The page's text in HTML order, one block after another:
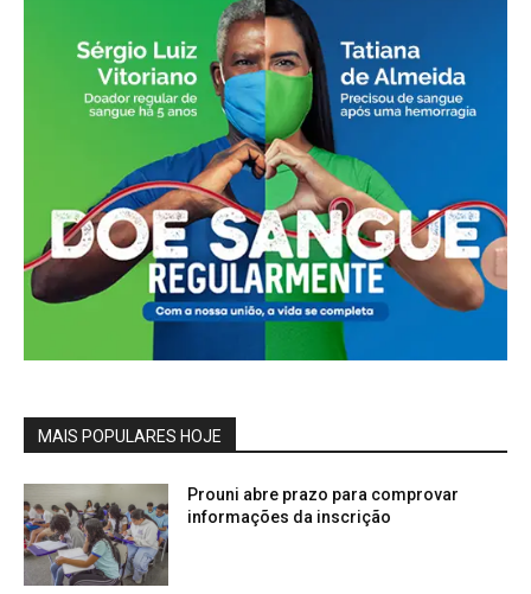
MAIS POPULARES HOJE
Prouni abre prazo para comprovar
informações da inscrição